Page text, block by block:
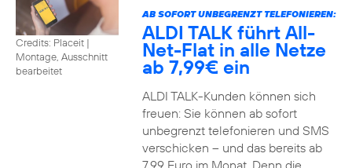
Credits: Placeit |
Montage, Ausschnitt
bearbeitet
AB SOFORT UNBEGRENZT TELEFONIEREN:
ALDI TALK führt All-
Net-Flat in alle Netze
ab 7,99€ ein
ALDI TALK-Kunden können sich
freuen: Sie können ab sofort
unbegrenzt telefonieren und SMS
verschicken – und das bereits ab
7,99 Euro im Monat. Denn die